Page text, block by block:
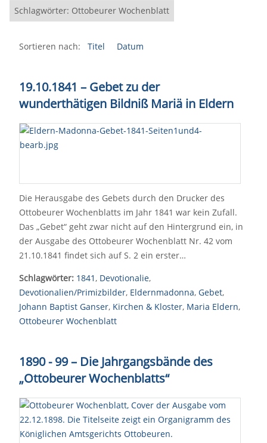
Schlagwörter: Ottobeurer Wochenblatt
Sortieren nach: Titel Datum
19.10.1841 – Gebet zu der
wunderthätigen Bildniß Mariä in Eldern
Die Herausgabe des Gebets durch den Drucker des
Ottobeurer Wochenblatts im Jahr 1841 war kein Zufall.
Das „Gebet“ geht zwar nicht auf den Hintergrund ein, in
der Ausgabe des Ottobeurer Wochenblatt Nr. 42 vom
21.10.1841 findet sich auf S. 2 ein erster…
Schlagwörter: 1841, Devotionalie,
Devotionalien/Primizbilder, Eldernmadonna, Gebet,
Johann Baptist Ganser, Kirchen & Kloster, Maria Eldern,
Ottobeurer Wochenblatt
1890 - 99 – Die Jahrgangsbände des
„Ottobeurer Wochenblatts“